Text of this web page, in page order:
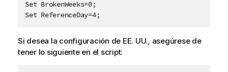
Set BrokenWeeks=0;
Set ReferenceDay=4;
Si desea la configuración de EE. UU., asegúrese de
tener lo siguiente en el script: